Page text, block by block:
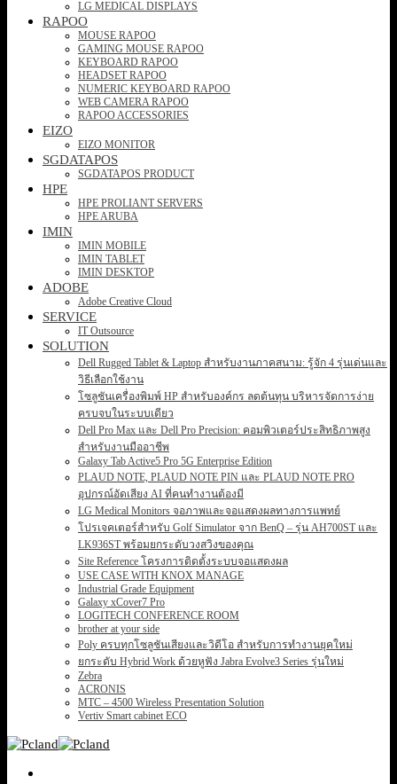
LG MEDICAL DISPLAYS
RAPOO
MOUSE RAPOO
GAMING MOUSE RAPOO
KEYBOARD RAPOO
HEADSET RAPOO
NUMERIC KEYBOARD RAPOO
WEB CAMERA RAPOO
RAPOO ACCESSORIES
EIZO
EIZO MONITOR
SGDATAPOS
SGDATAPOS PRODUCT
HPE
HPE PROLIANT SERVERS
HPE ARUBA
IMIN
IMIN MOBILE
IMIN TABLET
IMIN DESKTOP
ADOBE
Adobe Creative Cloud
SERVICE
IT Outsource
SOLUTION
Dell Rugged Tablet & Laptop สำหรับงานภาคสนาม: รู้จัก 4 รุ่นเด่นและ
วิธีเลือกใช้งาน
โซลูชันเครื่องพิมพ์ HP สำหรับองค์กร ลดต้นทุน บริหารจัดการง่าย
ครบจบในระบบเดียว
Dell Pro Max และ Dell Pro Precision: คอมพิวเตอร์ประสิทธิภาพสูง
สำหรับงานมืออาชีพ
Galaxy Tab Active5 Pro 5G Enterprise Edition
PLAUD NOTE, PLAUD NOTE PIN และ PLAUD NOTE PRO
อุปกรณ์อัดเสียง AI ที่คนทำงานต้องมี
LG Medical Monitors จอภาพและจอแสดงผลทางการแพทย์
โปรเจคเตอร์สำหรับ Golf Simulator จาก BenQ – รุ่น AH700ST และ
LK936ST พร้อมยกระดับวงสวิงของคุณ
Site Reference โครงการติดตั้งระบบจอแสดงผล
USE CASE WITH KNOX MANAGE
Industrial Grade Equipment
Galaxy xCover7 Pro
LOGITECH CONFERENCE ROOM
brother at your side
Poly ครบทุกโซลูชันเสียงและวิดีโอ สำหรับการทำงานยุคใหม่
ยกระดับ Hybrid Work ด้วยหูฟัง Jabra Evolve3 Series รุ่นใหม่
Zebra
ACRONIS
MTC – 4500 Wireless Presentation Solution
Vertiv Smart cabinet ECO